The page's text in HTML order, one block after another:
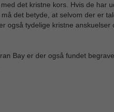
det kristne kors. Hvis de har
det betyde, at selvom der er
også tydelige kristne anskuelser
Bay er der også fundet